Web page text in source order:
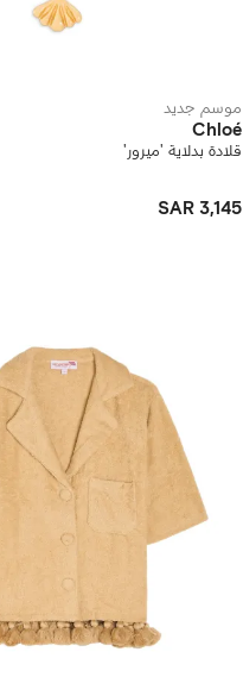
موسم جديد
Chloé
قلادة بدلاية 'ميرور'
SAR 3,145